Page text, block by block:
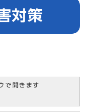
対策
で開きます